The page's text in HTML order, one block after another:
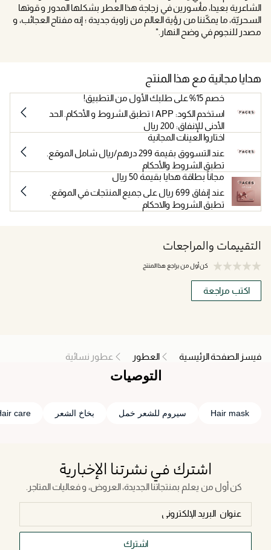
الشاعرية بعيدا، مأسورين في زجاجة هذا العطر بشكلها المدور و قوتها
السحريّة، ما يمكّننا من رؤية العالم من زاوية جديدة ؛ إنه مفتاح العجائب، و
مصدر للنجوم في وضح النهار."
هدايا مجانية مع هذا المنتج
خصم 15% على طلبك الأول من التطبيق!
استخدم الكود: APP | تطبق الشروط و الأحكام. الحد
الأدنى للإنفاق: 200 ريال
اختاروا العينات المجانية
عند التسووق بقيمة 299 درهم/ريال شامل الموقع.
تطبق الشروط والأحكام
مجاناً بطاقة هدايا بقيمة 50 ريال
عند إنفاق 699 ريال على جميع المنتجات في الموقع.
تطبق الشروط والاحكام
التقييمات والمراجعات
كن أول من يراجع هذا المنتج
اكتب مراجعة
فيسز الصفحة الرئيسية العطور عطور نسائية
التوصيات
Hair mask سيروم للشعر خمل بخاخ الشعر care
اشترك في نشرتنا الإخبارية
كن أول من يعلم بمنتجاتنا الجديدة، العروض، و فعاليات المتاجر.
اشترك